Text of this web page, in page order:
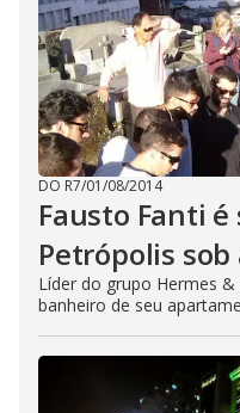
DO R7/01/08/2014
Fausto Fanti
Petrópolis
Líder do grupo Hermes
banheiro de seu